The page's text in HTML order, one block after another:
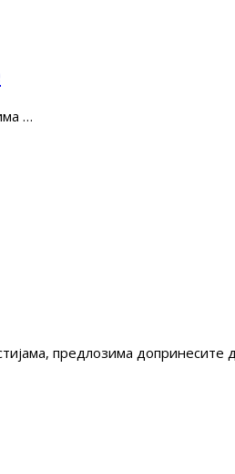
…
предлозима допринесите